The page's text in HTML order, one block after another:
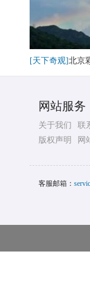
[天下奇观]北京
网站服务
关于我们 联
版权声明
网
客服邮箱：